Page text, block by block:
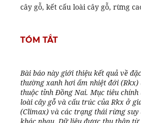
cây gỗ, kết cấu loài cây gỗ, rừng
TÓM TẮT
Bài báo này giới thiệu kết quả về
thường xanh hơi ẩm nhiệt đới
thuộc tỉnh Đồng Nai. Mục tiêu chính
loài cây gỗ và cấu trúc của Rkx ở
(Climax) và các trạng thái rừng